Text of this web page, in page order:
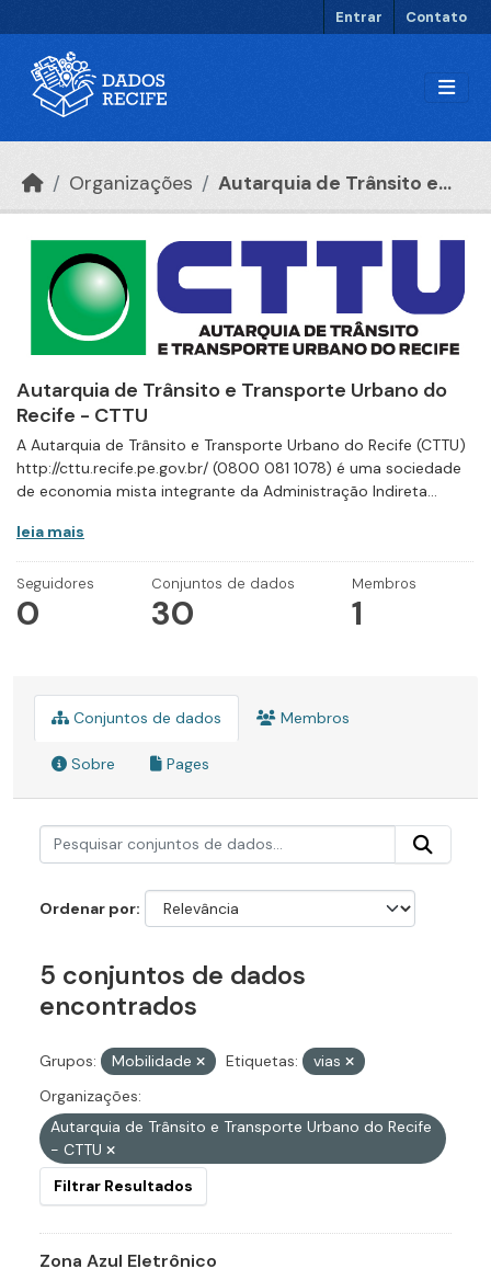
Entrar Contato
Organizações Autarquia de Trânsito e...
Autarquia de Trânsito e Transporte Urbano do
Recife - CTTU
A Autarquia de Trânsito e Transporte Urbano do Recife (CTTU)
http://cttu.recife.pe.gov.br/ (0800 081 1078) é uma sociedade
de economia mista integrante da Administração Indireta...
leia mais
Seguidores
0
Conjuntos de dados
30
Membros
1
Conjuntos de dados Membros
Sobre Pages
Ordenar por
5 conjuntos de dados
encontrados
Grupos: Mobilidade Etiquetas:
vias
Organizações:
Autarquia de Trânsito e Transporte Urbano do Recife
- CTTU
Filtrar Resultados
Zona Azul Eletrônico